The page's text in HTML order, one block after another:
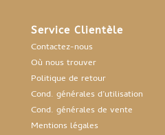
Service Clientèle
Contactez-nous
Où nous trouver
Politique de retour
Cond. générales d’utilisation
Cond. générales de vente
Mentions légales